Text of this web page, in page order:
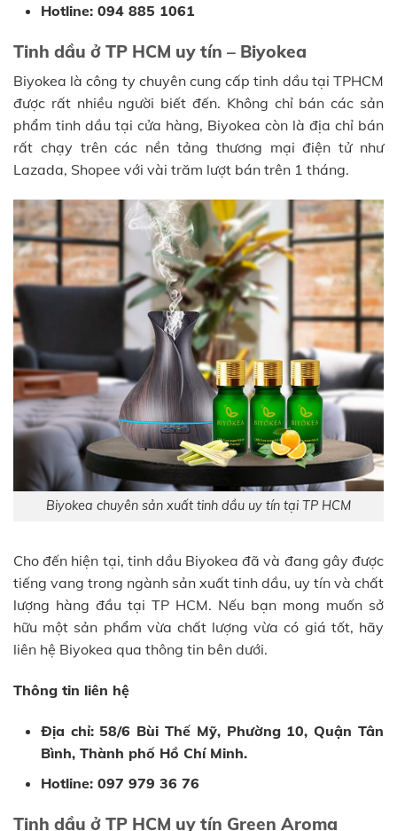
Hotline: 094 885 1061
Tinh dầu ở TP HCM uy tín – Biyokea
Biyokea là công ty chuyên cung cấp tinh dầu tại TPHCM
được rất nhiều người biết đến. Không chỉ bán các sản
phẩm tinh dầu tại cửa hàng, Biyokea còn là địa chỉ bán
rất chạy trên các nền tảng thương mại điện tử như
Lazada, Shopee với vài trăm lượt bán trên 1 tháng.
Biyokea chuyên sản xuất tinh dầu uy tín tại TP HCM
Cho đến hiện tại, tinh dầu Biyokea đã và đang gây được
tiếng vang trong ngành sản xuất tinh dầu, uy tín và chất
lượng hàng đầu tại TP HCM. Nếu bạn mong muốn sở
hữu một sản phẩm vừa chất lượng vừa có giá tốt, hãy
liên hệ Biyokea qua thông tin bên dưới.
Thông tin liên hệ
Địa chỉ: 58/6 Bùi Thế Mỹ, Phường 10, Quận Tân
Bình, Thành phố Hồ Chí Minh.
Hotline: 097 979 36 76
Tinh dầu ở TP HCM uy tín Green Aroma